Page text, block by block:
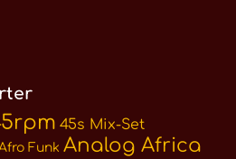
45s Mix-Set
Funk Analog Africa